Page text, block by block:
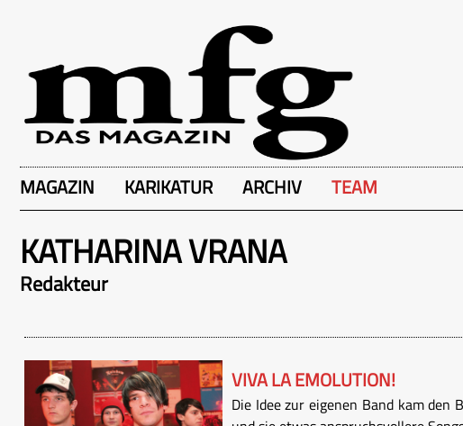
MAGAZIN KARIKATUR ARCHIV TEAM
KATHARINA VRANA
Redakteur
VIVA LA EMOLUTION!
Die Idee zur eigenen Band kam